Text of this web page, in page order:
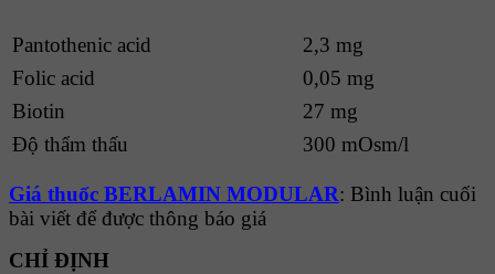
Pantothenic acid
2,3 mg
Folic acid
0,05 mg
Biotin
27 mg
Độ thẩm thấu
300 mOsm/l
Giá thuốc BERLAMIN MODULAR: Bình luận cuối
bài viết để được thông báo giá
CHỈ ĐỊNH